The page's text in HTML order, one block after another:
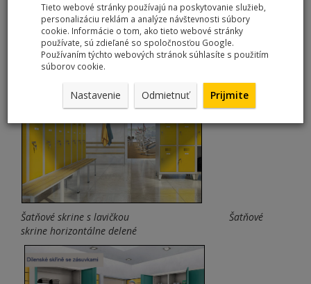
Šatňové skrine s lavičkou Šatňové
skrine horizontálne delené
Tieto webové stránky používajú na poskytovanie služieb,
personalizáciu reklám a analýze návštevnosti súbory
cookie. Informácie o tom, ako tieto webové stránky
používate, sú zdieľané so spoločnosťou Google.
Používaním týchto webových stránok súhlasíte s použitím
súborov cookie.
Nastavenie Odmietnuť Prijmite